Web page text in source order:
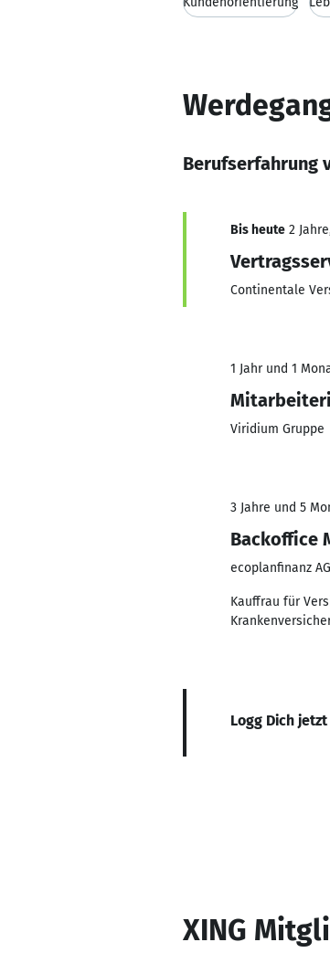
Berufserfahrung
Bis heute 2
Continentale
1 Jahr und 1
Viridium Gruppe
3 Jahre und 5
Backoffice
ecoplanfinanz AG
Kauffrau für
Logg Dich
XING